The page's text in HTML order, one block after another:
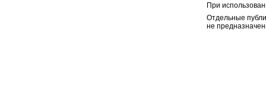
При
Отдельные
не